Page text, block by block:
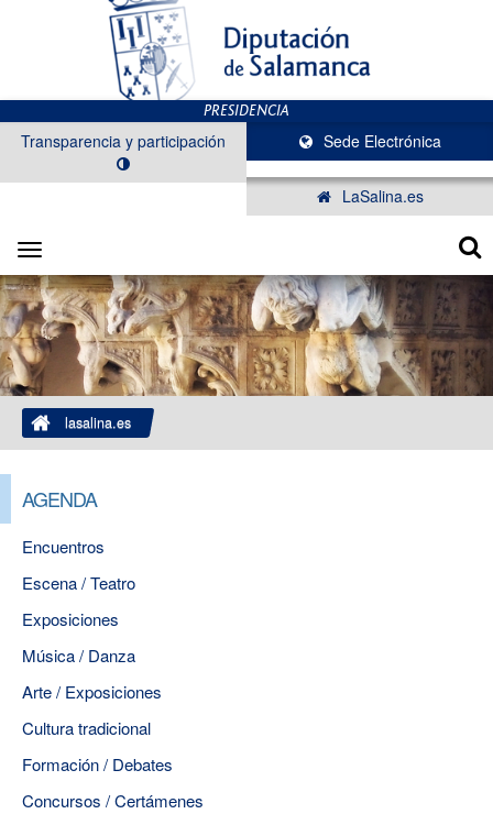
Sede Electrónica
Transparencia y participación
LaSalina.es
Toggle
navigation
lasalina.es
AGENDA
Encuentros
Escena / Teatro
Exposiciones
Música / Danza
Arte / Exposiciones
Cultura tradicional
Formación / Debates
Concursos / Certámenes